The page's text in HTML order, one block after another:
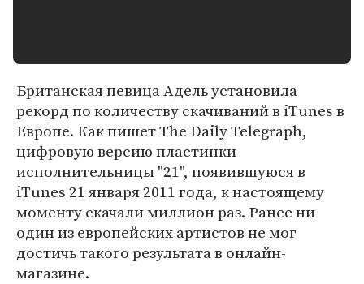
Британская певица Адель установила
рекорд по количеству скачиваний в iTunes в
Европе. Как пишет The Daily Telegraph,
цифровую версию пластинки
исполнительницы "21", появившуюся в
iTunes 21 января 2011 года, к настоящему
моменту скачали миллион раз. Ранее ни
один из европейских артистов не мог
достичь такого результата в онлайн-
магазине.